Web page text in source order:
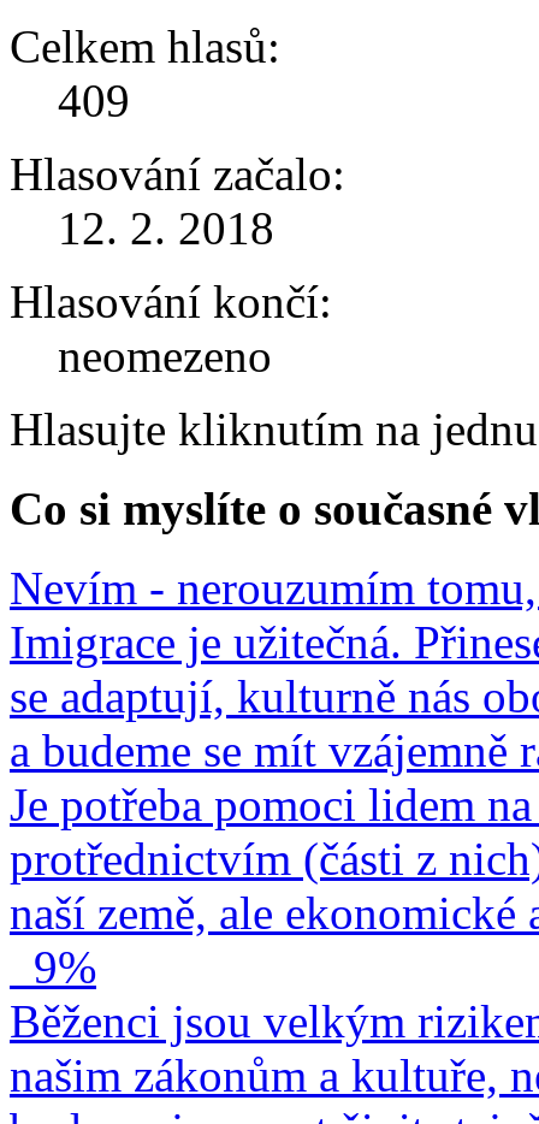
Celkem hlasů:
409
Hlasování začalo:
12. 2. 2018
Hlasování končí:
neomezeno
Hlasujte kliknutím na
Co si myslíte o současné
Nevím - nerouzumím
Imigrace je užitečná.
se adaptují, kulturně nás
a budeme se mít vzájemně
Je potřeba pomoci lidem
protřednictvím (části z
naší země, ale
9%
Běženci jsou velkým
našim zákonům a kultuře,